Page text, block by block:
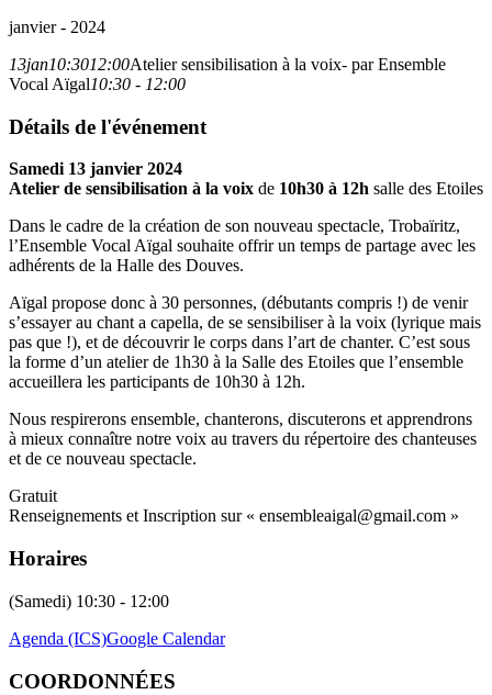
janvier - 2024
13jan10:3012:00Atelier sensibilisation à la voix- par Ensemble
Vocal Aïgal10:30 - 12:00
Détails de l'événement
Samedi 13 janvier 2024
Atelier de sensibilisation à la voix de 10h30 à 12h salle des Etoiles
Dans le cadre de la création de son nouveau spectacle, Trobaïritz,
l’Ensemble Vocal Aïgal souhaite offrir un temps de partage avec les
adhérents de la Halle des Douves.
Aïgal propose donc à 30 personnes, (débutants compris !) de venir
s’essayer au chant a capella, de se sensibiliser à la voix (lyrique mais
pas que !), et de découvrir le corps dans l’art de chanter. C’est sous
la forme d’un atelier de 1h30 à la Salle des Etoiles que l’ensemble
accueillera les participants de 10h30 à 12h.
Nous respirerons ensemble, chanterons, discuterons et apprendrons
à mieux connaître notre voix au travers du répertoire des chanteuses
et de ce nouveau spectacle.
Gratuit
Renseignements et Inscription sur « ensembleaigal@gmail.com »
Horaires
(Samedi) 10:30 - 12:00
Agenda (ICS)Google Calendar
COORDONNÉES